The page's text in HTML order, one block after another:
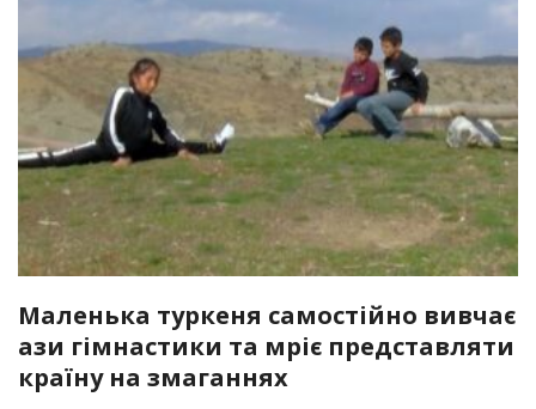
Маленька туркеня самостійно вивчає
ази гімнастики та мріє представляти
країну на змаганнях